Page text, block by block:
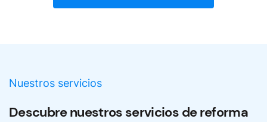
Nuestros servicios
Descubre nuestros servicios de reforma